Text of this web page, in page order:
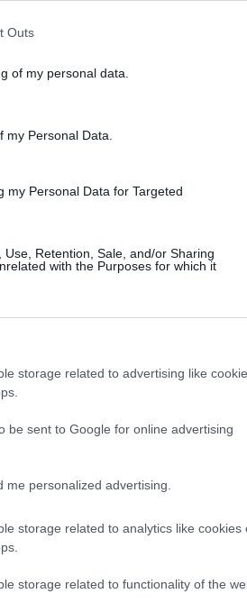
Outs
of my personal data.
Personal Data.
my Personal Data for Targeted
Retention, Sale, and/or Sharing
with the Purposes for which it
storage related to advertising like
be sent to Google for online advertising
personalized advertising.
storage related to analytics like cookies
storage related to functionality of the
2024 14:17
τουιτεράδες και
2024 13:53
της γυναίκας είναι
τα παιδιά της και να
Love: Δείτε πώς είναι
2023 18:06
reality, πορνοστάρ: Ο
Αρβανίτης περιγράφει